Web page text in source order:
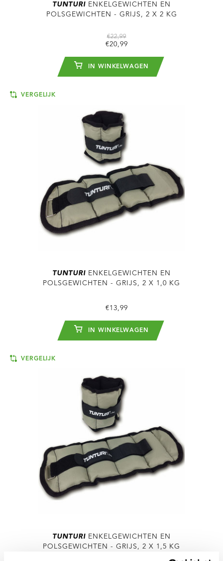
TUNTURI ENKELGEWICHTEN EN
POLSGEWICHTEN - GRIJS, 2 X 2 KG
€22,99
€20,99
IN WINKELWAGEN
VERGELIJK
TUNTURI ENKELGEWICHTEN EN
POLSGEWICHTEN - GRIJS, 2 X 1,0 KG
€13,99
IN WINKELWAGEN
VERGELIJK
TUNTURI ENKELGEWICHTEN EN
POLSGEWICHTEN - GRIJS, 2 X 1,5 KG